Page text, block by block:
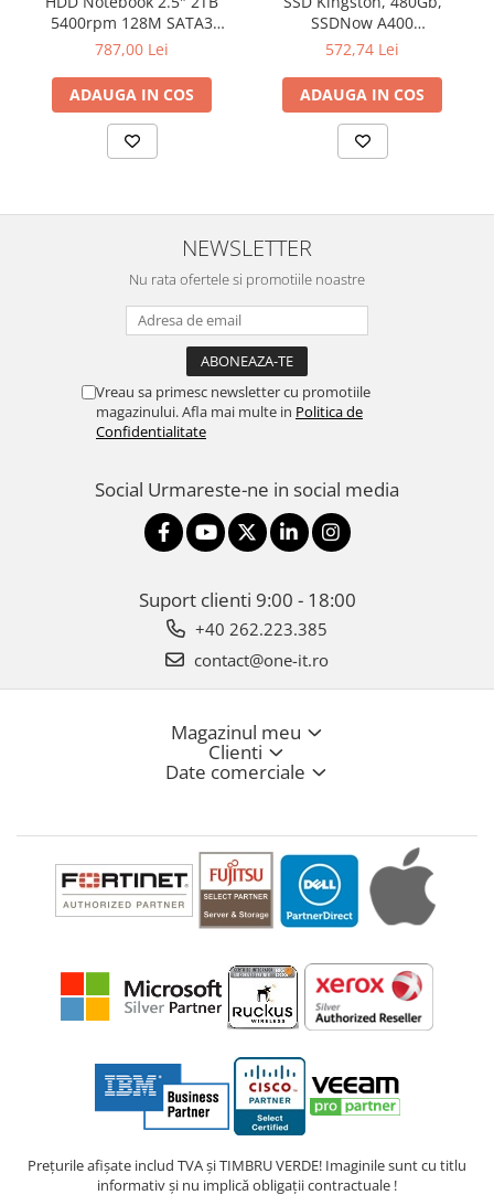
5400rpm 128M SATA3
SEAGATE
787,00 Lei
ADAUGA IN COS
SSDNow A400
"SA400S37/480G"
572,74 Lei
ADAUGA IN COS
NEWSLETTER
Nu rata ofertele si promotiile noastre
Vreau sa primesc newsletter cu promotiile
magazinului. Afla mai multe in Politica de
Confidentialitate
Social Urmareste-ne in social media
Suport clienti 9:00 - 18:00
+40 262.223.385
contact@one-it.ro
Magazinul meu
Clienti
Date comerciale
Prețurile afișate includ TVA și TIMBRU VERDE! Imaginile sunt cu titlu
informativ și nu implică obligații contractuale !